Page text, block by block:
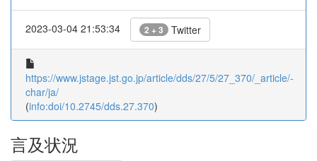
2023-03-04 21:53:34 2 + 3 Twitter
https://www.jstage.jst.go.jp/article/dds/27/5/27_370/_article/-
char/ja/
(info:doi/10.2745/dds.27.370)
言及状況